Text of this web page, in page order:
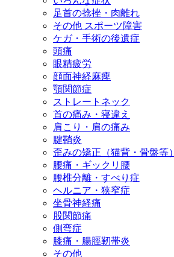
足首の捻挫・肉離れ
その他 スポーツ障害
ケガ・手術の後遺症
頭痛
眼精疲労
顔面神経麻痺
顎関節症
ストレートネック
首の痛み・寝違え
肩こり・肩の痛み
腱鞘炎
歪みの矯正（猫背・骨盤等）
腰痛・ギックリ腰
腰椎分離・すべり症
ヘルニア・狭窄症
坐骨神経痛
股関節痛
側弯症
膝痛・腸脛靭帯炎
その他